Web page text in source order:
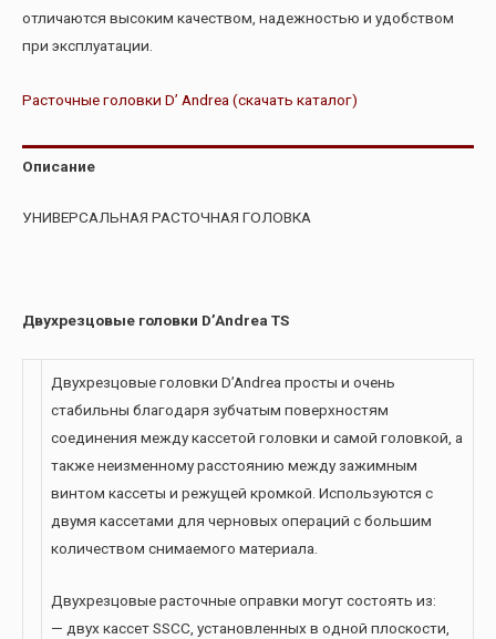
отличаются высоким качеством, надежностью и удобством
при эксплуатации.
Расточные головки D’ Andrea (скачать каталог)
Описание
УНИВЕРСАЛЬНАЯ РАСТОЧНАЯ ГОЛОВКА
Двуxрезцовые головки D’Andrea TS
Двуxрезцовые головки D’Andrea просты и очень
стабильны благодаря зубчатым поверхностям
соединения между кассетой головки и самой головкой, а
также неизменному расстоянию между зажимным
винтом кассеты и режущей кромкой. Используются с
двумя кассетами для черновых операций с большим
количеством снимаемого материала.
Двухрезцовые расточные оправки могут состоять из:
— двух кассет SSCC, установленных в одной плоскости,